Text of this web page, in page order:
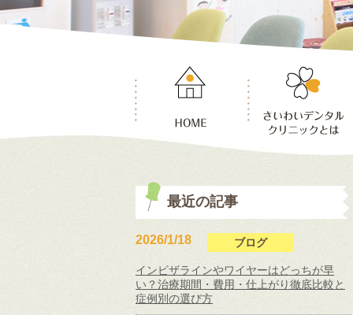
最近の記事
2026/1/18 ブログ
インビザラインやワイヤーはどっちが早
い？治療期間・費用・仕上がり徹底比較と
症例別の選び方